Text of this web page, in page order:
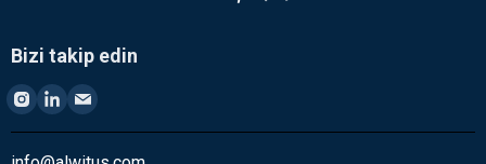
Bizi takip edin